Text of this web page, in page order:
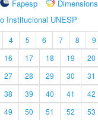
Fapesp
Dimensions
Institucional UNESP
4 5 6 7 8 9
16 17 18 19 20
27 28 29 30 31
38 39 40 41 42
49 50 51 52 53